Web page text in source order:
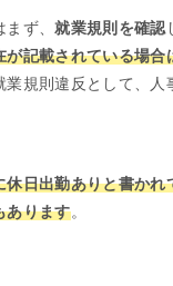
まず、就業規則を確認
が記載されている場合
規則違反として、人
休日出勤ありと書かれ
あります。